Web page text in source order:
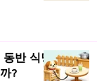
반 식당
?